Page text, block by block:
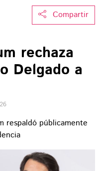
Compartir
rechaza
Delgado a
respaldó públicamente